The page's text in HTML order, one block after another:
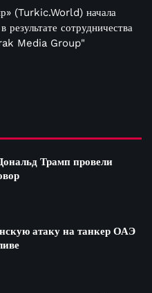
(Turkic.World) начала
сотрудничества
Media Group"
Трамп провели
атаку на танкер ОАЭ